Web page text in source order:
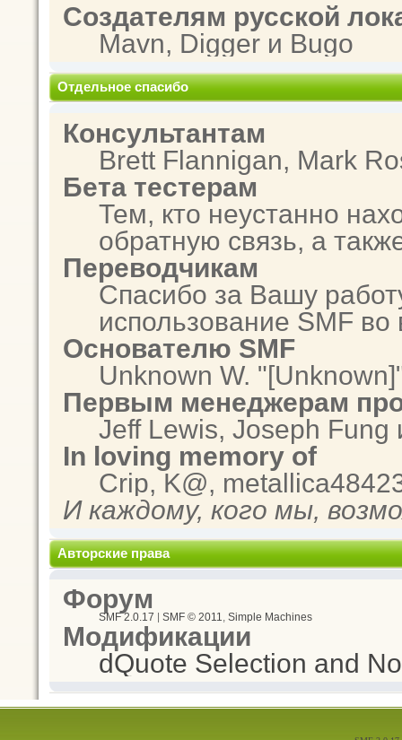
Создателям русской
Mavn, Digger и Bugo
Отдельное спасибо
Консультантам
Brett Flannigan, Mark
Бета тестерам
Тем, кто неустанно
обратную связь, а
Переводчикам
Спасибо за Вашу
использование SMF
Основателю SMF
Unknown W.
Первым менеджерам
Jeff Lewis, Joseph Fung
In loving memory of
Crip, K@,
И каждому, кого мы,
Авторские права
Форум
SMF 2.0.17 SMF © 2011, Simple Machines
Модификации
dQuote Selection and